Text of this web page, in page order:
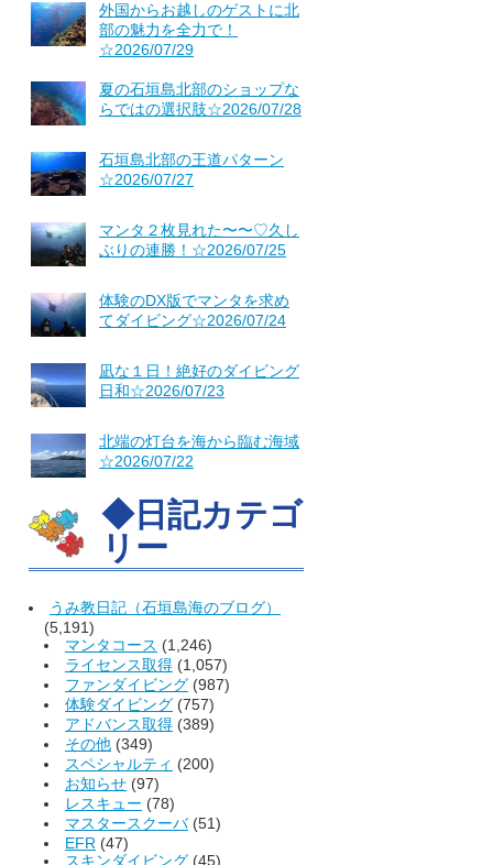
外国からお越しのゲストに北
部の魅力を全力で！
☆2026/07/29
夏の石垣島北部のショップな
らではの選択肢☆2026/07/28
石垣島北部の王道パターン
☆2026/07/27
マンタ２枚見れた〜〜♡久し
ぶりの連勝！☆2026/07/25
体験のDX版でマンタを求め
てダイビング☆2026/07/24
凪な１日！絶好のダイビング
日和☆2026/07/23
北端の灯台を海から臨む海域
☆2026/07/22
◆日記カテゴ
リー
うみ教日記（石垣島海のブログ）
(5,191)
マンタコース (1,246)
ライセンス取得 (1,057)
ファンダイビング (987)
体験ダイビング (757)
アドバンス取得 (389)
その他 (349)
スペシャルティ (200)
お知らせ (97)
レスキュー (78)
マスタースクーバ(51)
EFR (47)
スキンダイビング (45)